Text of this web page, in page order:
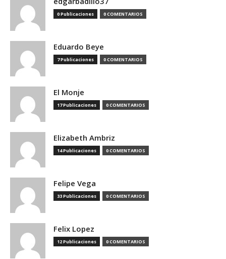
0 Publicaciones 0 COMENTARIOS
Eduardo Beye
7 Publicaciones 0 COMENTARIOS
El Monje
17 Publicaciones 0 COMENTARIOS
Elizabeth Ambriz
14 Publicaciones 0 COMENTARIOS
Felipe Vega
33 Publicaciones 0 COMENTARIOS
Felix Lopez
12 Publicaciones 0 COMENTARIOS